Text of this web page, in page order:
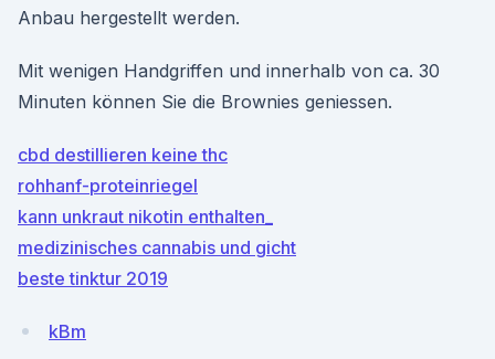
Anbau hergestellt werden.
Mit wenigen Handgriffen und innerhalb von ca. 30
Minuten können Sie die Brownies geniessen.
cbd destillieren keine thc
rohhanf-proteinriegel
kann unkraut nikotin enthalten_
medizinisches cannabis und gicht
beste tinktur 2019
kBm